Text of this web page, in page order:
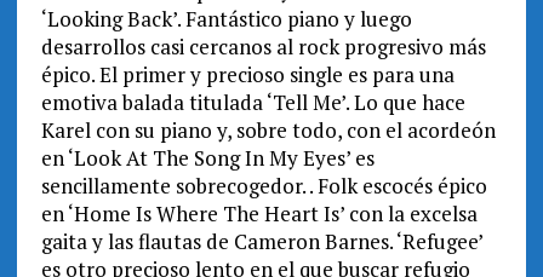
‘Looking Back’. Fantástico piano y luego
desarrollos casi cercanos al rock progresivo más
épico. El primer y precioso single es para una
emotiva balada titulada ‘Tell Me’. Lo que hace
Karel con su piano y, sobre todo, con el acordeón
en ‘Look At The Song In My Eyes’ es
sencillamente sobrecogedor. . Folk escocés épico
en ‘Home Is Where The Heart Is’ con la excelsa
gaita y las flautas de Cameron Barnes. ‘Refugee’
es otro precioso lento en el que buscar refugio